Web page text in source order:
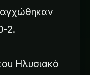
2.
Ηλυσιακό